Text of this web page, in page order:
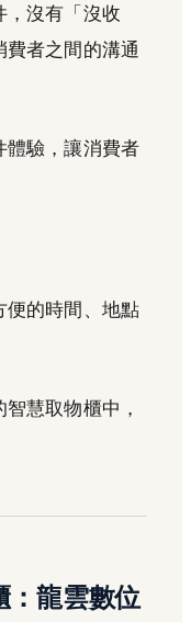
沒有「沒收
者之間的溝通
驗，讓消費者
的時間、地點
慧取物櫃中，
：龍雲數位